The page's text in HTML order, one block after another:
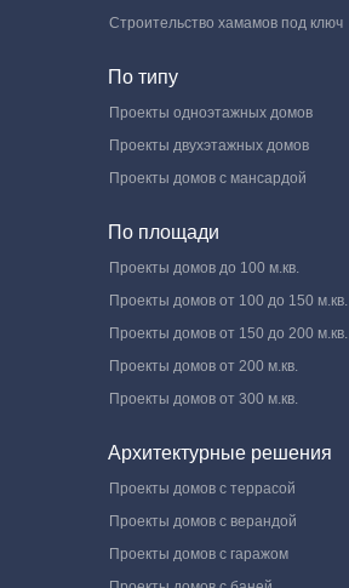
Строительство хамамов под ключ
По типу
Проекты одноэтажных домов
Проекты двухэтажных домов
Проекты домов с мансардой
По площади
Проекты домов до 100 м.кв.
Проекты домов от 100 до 150 м.кв.
Проекты домов от 150 до 200 м.кв.
Проекты домов от 200 м.кв.
Проекты домов от 300 м.кв.
Архитектурные решения
Проекты домов с террасой
Проекты домов с верандой
Проекты домов с гаражом